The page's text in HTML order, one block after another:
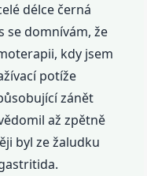
délce černá
se domnívám, že
kdy jsem
potíže
zánět
až zpětně
byl ze žaludku